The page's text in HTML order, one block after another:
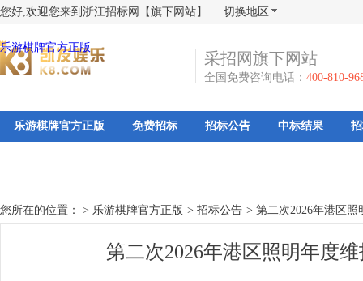
您好,欢迎您来到浙江招标网【旗下网站】 切换地区
乐游棋牌官方正版
采招网旗下网站
全国免费咨询电话： 400-810-
乐游棋牌官方正版 免费招标 招标公告 中标结果
您所在的位置： > 乐游棋牌官方正版 > 招标公告 > 第二次2026年港区照
第二次2026年港区照明年度